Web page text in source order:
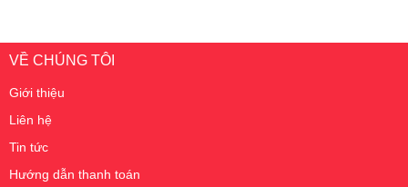
VỀ CHÚNG TÔI
Giới thiệu
Liên hệ
Tin tức
Hướng dẫn thanh toán